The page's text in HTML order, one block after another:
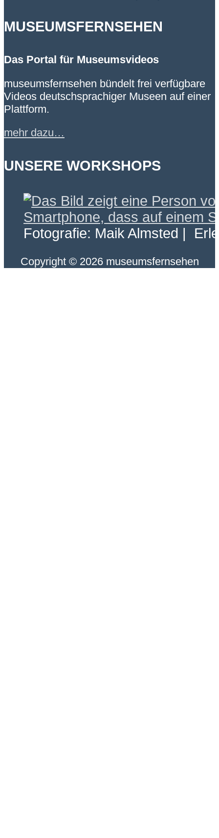
MUSEUMSFERNSEHEN
Das Portal für Museumsvideos
museumsfernsehen bündelt frei verfügbare
Videos deutschsprachiger Museen auf einer
Plattform.
mehr dazu…
UNSERE WORKSHOPS
Fotografie: Maik Almsted |
Copyright © 2026 museumsfernsehen